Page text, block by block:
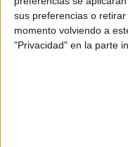
sus preferencias o
momento volviendo a
"Privacidad" en la parte
la reparación de un
el arreglo del vallado
Marruecos que resultó